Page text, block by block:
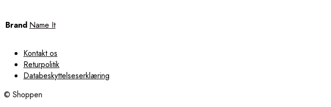
Brand Name It
Kontakt os
Returpolitik
Databeskyttelseserklæring
© Shoppen